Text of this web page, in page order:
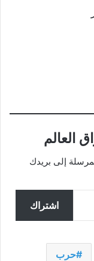
العالم
إلى بريدك
اشتراك
حرب